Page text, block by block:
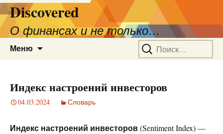
Discovered
О финансах и не только…
Меню Найти:
Индекс настроений инвесторов
04.03.2024 Словарь
Индекс настроений инвесторов(Sentiment Index) —